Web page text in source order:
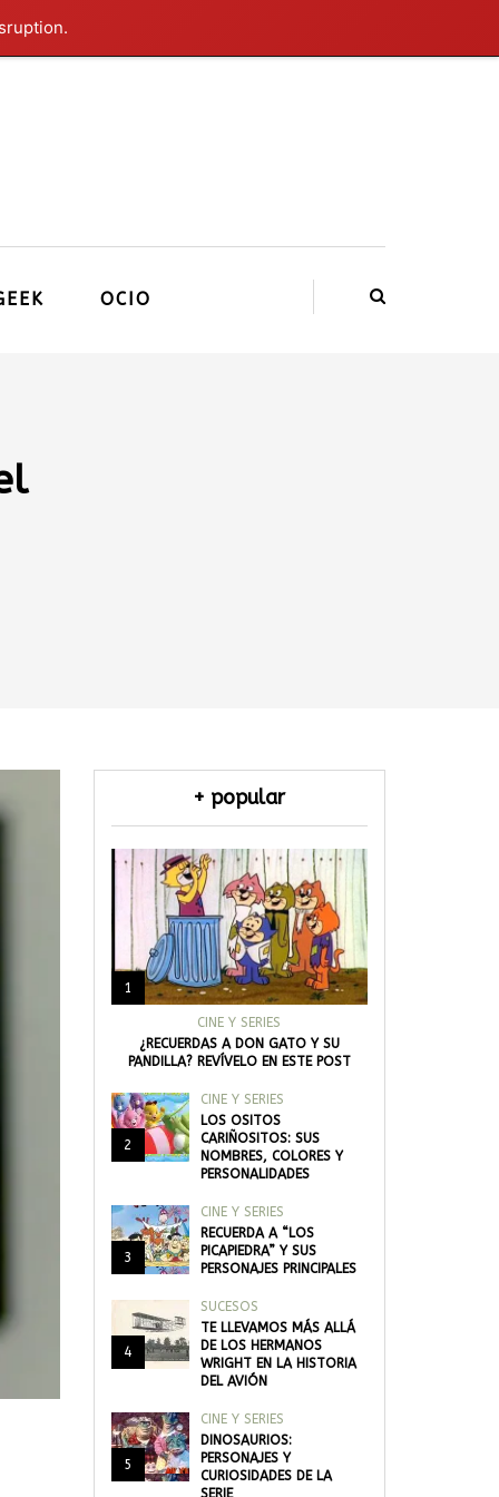
OCIO
+ popular
1
CINE Y SERIES
¿RECUERDAS A DON GATO Y SU
PANDILLA? REVÍVELO EN ESTE POST
2
CINE Y SERIES
LOS OSITOS
CARIÑOSITOS: SUS
NOMBRES, COLORES Y
PERSONALIDADES
3
CINE Y SERIES
RECUERDA A “LOS
PICAPIEDRA” Y SUS
PERSONAJES PRINCIPALES
4
SUCESOS
TE LLEVAMOS MÁS ALLÁ
DE LOS HERMANOS
WRIGHT EN LA HISTORIA
DEL AVIÓN
5
CINE Y SERIES
DINOSAURIOS:
PERSONAJES Y
CURIOSIDADES DE LA
SERIE